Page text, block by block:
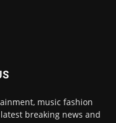
music fashion
breaking news and